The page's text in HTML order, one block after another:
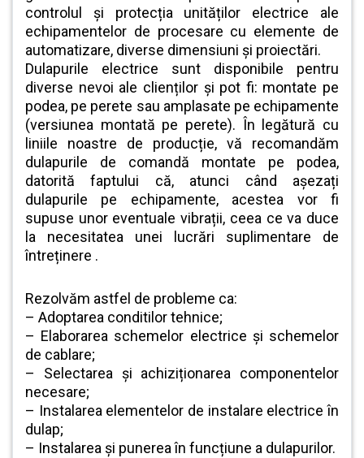
controlul și protecția unităților electrice ale
echipamentelor de procesare cu elemente de
automatizare, diverse dimensiuni și proiectări.
Dulapurile electrice sunt disponibile pentru
diverse nevoi ale clienților și pot fi: montate pe
podea, pe perete sau amplasate pe echipamente
(versiunea montată pe perete). În legătură cu
liniile noastre de producție, vă recomandăm
dulapurile de comandă montate pe podea,
datorită faptului că, atunci când așezați
dulapurile pe echipamente, acestea vor fi
supuse unor eventuale vibrații, ceea ce va duce
la necesitatea unei lucrări suplimentare de
întreținere .
Rezolvăm astfel de probleme ca:
– Adoptarea conditilor tehnice;
– Elaborarea schemelor electrice și schemelor
de cablare;
– Selectarea și achiziționarea componentelor
necesare;
– Instalarea elementelor de instalare electrice în
dulap;
– Instalarea și punerea în funcțiune a dulapurilor.